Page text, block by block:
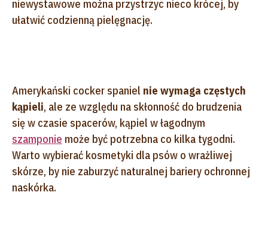
niewystawowe można przystrzyc nieco krócej, by
ułatwić codzienną pielęgnację.
Amerykański cocker spaniel nie wymaga częstych
kąpieli, ale ze względu na skłonność do brudzenia
się w czasie spacerów, kąpiel w łagodnym
szamponie może być potrzebna co kilka tygodni.
Warto wybierać kosmetyki dla psów o wrażliwej
skórze, by nie zaburzyć naturalnej bariery ochronnej
naskórka.